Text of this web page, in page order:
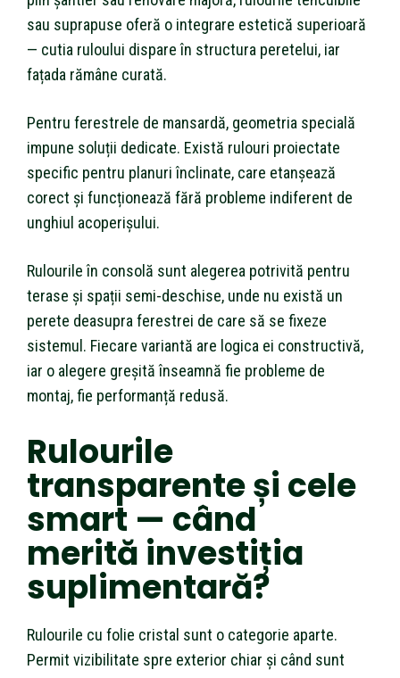
sau suprapuse oferă o integrare estetică superioară
— cutia ruloului dispare în structura peretelui, iar
fațada rămâne curată.
Pentru ferestrele de mansardă, geometria specială
impune soluții dedicate. Există rulouri proiectate
specific pentru planuri înclinate, care etanșează
corect și funcționează fără probleme indiferent de
unghiul acoperișului.
Rulourile în consolă sunt alegerea potrivită pentru
terase și spații semi-deschise, unde nu există un
perete deasupra ferestrei de care să se fixeze
sistemul. Fiecare variantă are logica ei constructivă,
iar o alegere greșită înseamnă fie probleme de
montaj, fie performanță redusă.
Rulourile
transparente și cele
smart — când
merită investiția
suplimentară?
Rulourile cu folie cristal sunt o categorie aparte.
Permit vizibilitate spre exterior chiar și când sunt